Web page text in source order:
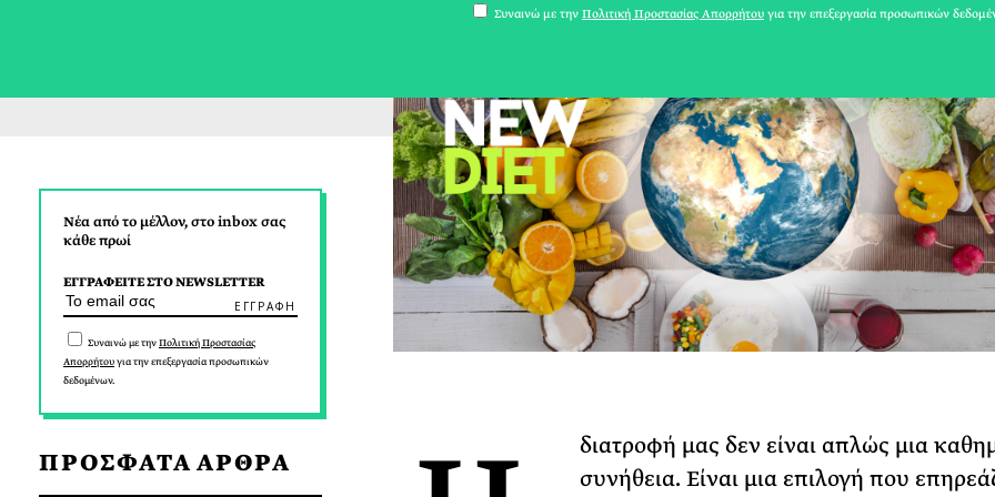
Νέα από το μέλλον, στο inbox σας
κάθε πρωί
ΕΓΓΡΑΦΕΙΤΕ ΣΤΟ NEWSLETTER
Συναινώ με τηνΠολιτική Προστασίας
Απορρήτουγια την επεξεργασία προσωπικών
δεδομένων.
ΠΡΟΣΦΑΤΑ ΑΡΘΡΑ
διατροφή μας δεν είναι απλώς μια
συνήθεια. Είναι μια επιλογή που
31 ΙΟΥΛΙΟΥ 2026
Συναινώ με την Πολιτική Προστασίας Απορρήτου για την επεξεργασία προσωπικών